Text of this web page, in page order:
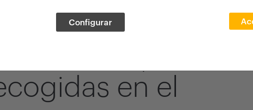
ConfigurarEl
su obra,
en el